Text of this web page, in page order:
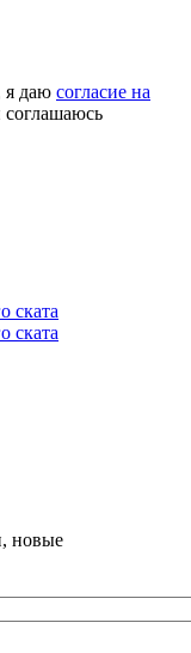
я даю согласие на
соглашаюсь
новые